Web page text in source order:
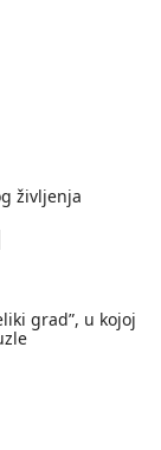
življenja
grad”, u kojoj